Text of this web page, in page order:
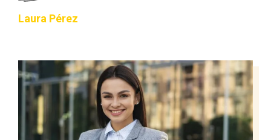
Laura Pérez